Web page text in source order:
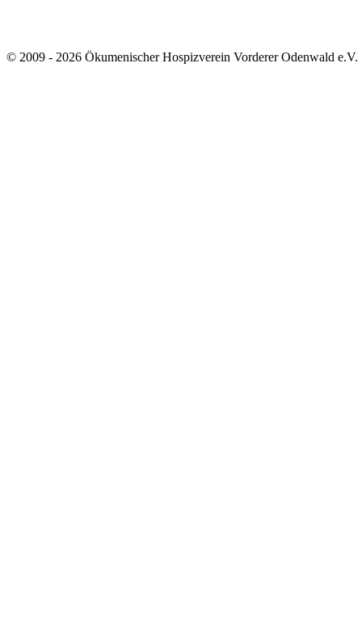
© 2009 - 2026 Ökumenischer Hospizverein Vorderer Odenwald e.V.